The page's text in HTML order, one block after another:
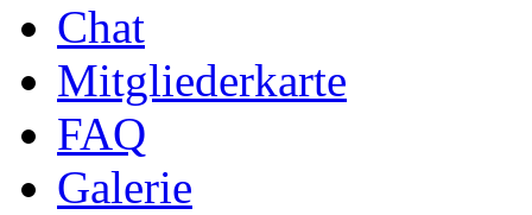
Chat
Mitgliederkarte
FAQ
Galerie